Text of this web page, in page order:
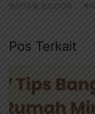
IMPIAN BOGOR
Pos Terkait